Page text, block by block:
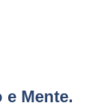
e Mente.